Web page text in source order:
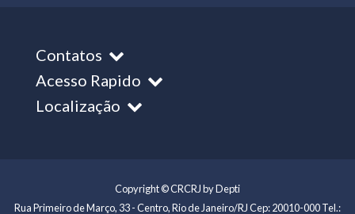
Contatos
Acesso Rapido
Localização
Copyright © CRCRJ by Depti
Rua Primeiro de Março, 33 - Centro, Rio de Janeiro/RJ Cep: 20010-000 Tel.: